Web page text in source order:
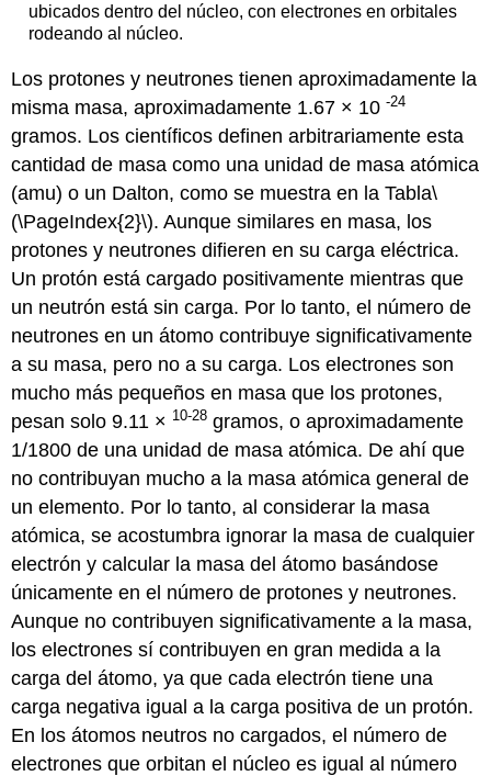
ubicados dentro del núcleo, con electrones en orbitales
rodeando al núcleo.
Los protones y neutrones tienen aproximadamente la
misma masa, aproximadamente 1.67 × 10-24
gramos. Los científicos definen arbitrariamente esta
cantidad de masa como una unidad de masa atómica
(amu) o un Dalton, como se muestra en la Tabla\
(\PageIndex{2}\). Aunque similares en masa, los
protones y neutrones difieren en su carga eléctrica.
Un protón está cargado positivamente mientras que
un neutrón está sin carga. Por lo tanto, el número de
neutrones en un átomo contribuye significativamente
a su masa, pero no a su carga. Loselectrones son
mucho más pequeños en masa que los protones,
pesan solo 9.11 × 10-28 gramos, o aproximadamente
1/1800 de una unidad de masa atómica. De ahí que
no contribuyan mucho a la masa atómica general de
un elemento. Por lo tanto, al considerar la masa
atómica, se acostumbra ignorar la masa de cualquier
electrón y calcular la masa del átomo basándose
únicamente en el número de protones y neutrones.
Aunque no contribuyen significativamente a la masa,
los electrones sí contribuyen en gran medida a la
carga del átomo, ya que cada electrón tiene una
carga negativa igual a la carga positiva de un protón.
En los átomos neutros no cargados, el número de
electrones que orbitan el núcleo es igual al número